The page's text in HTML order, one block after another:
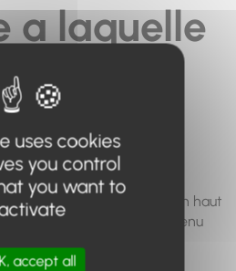
a laquelle
à
n'existe
ou plus.
le moteur de recherche en haut
menu pour trouver le contenu
uses cookies
you control
you want to
accept all